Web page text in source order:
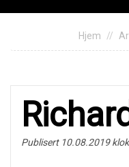
Hjem
Publisert 10.08.2019